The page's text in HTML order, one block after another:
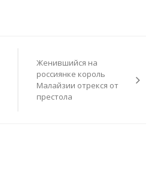
Женившийся на
россиянке король
Малайзии отрекся от
престола